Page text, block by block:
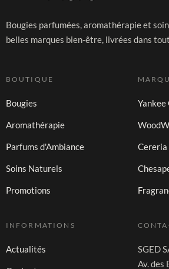
Bougies parfumées, aromathérapie et
belles marques bien-être, livrées dans
BOUTIQUE
Bougies
Aromathérapie
Parfums d'Ambiance
Soins Naturels
Promotions
Yankee
INFORMATIONS
Actualités
SGED
Av. des